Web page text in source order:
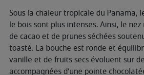
Sous la chaleur tropicale du Panama,
le bois sont plus intenses. Ainsi, le
de cacao et de prunes séchées
toasté. La bouche est ronde et
vanille et de fruits secs évoluent sur
accompagnées d’une pointe